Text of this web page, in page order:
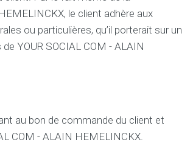
le client adhère aux
ou particulières, qu’il porterait sur un
YOUR SOCIAL COM - ALAIN
au bon de commande du client et
COM - ALAIN HEMELINCKX.